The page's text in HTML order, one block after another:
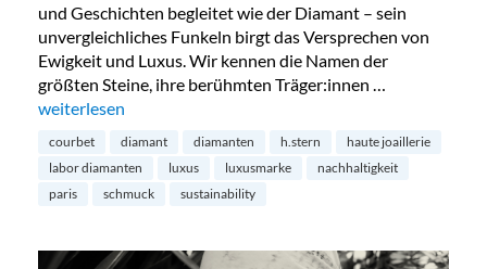
und Geschichten begleitet wie der Diamant – sein
unvergleichliches Funkeln birgt das Versprechen von
Ewigkeit und Luxus. Wir kennen die Namen der
größten Steine, ihre berühmten Träger:innen …
„Diamanten aus dem Labor – die Zukunft?“
weiterlesen
courbet diamant diamanten h.stern
haute joaillerie
labor diamanten
luxus luxusmarke
nachhaltigkeit
paris
schmuck sustainability